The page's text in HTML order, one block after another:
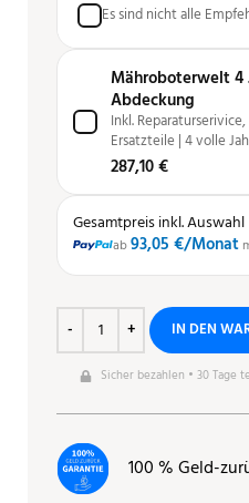
Es sind nicht alle
Mähroboterwelt 4
Abdeckung
Inkl.
Ersatzteile | 4 volle
287,10 €
Gesamtpreis inkl. Auswahl
ab93,05 €/Monat
IN DEN
Sicher bezahlen • 30 Tage
100 % Geld-